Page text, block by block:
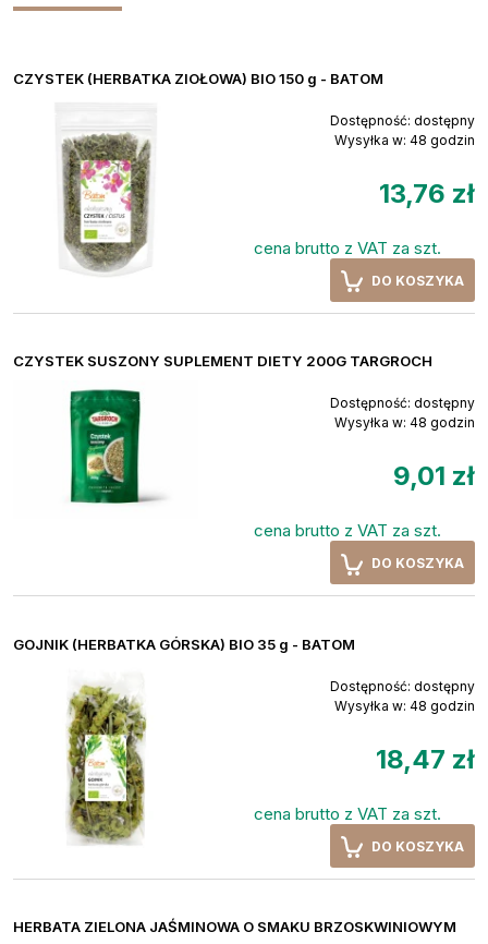
CZYSTEK (HERBATKA ZIOŁOWA) BIO 150 g - BATOM
Dostępność: dostępny
Wysyłka w: 48 godzin
13,76 zł
cena brutto z VAT za szt.
DO KOSZYKA
CZYSTEK SUSZONY SUPLEMENT DIETY 200G TARGROCH
Dostępność: dostępny
Wysyłka w: 48 godzin
9,01 zł
cena brutto z VAT za szt.
DO KOSZYKA
GOJNIK (HERBATKA GÓRSKA) BIO 35 g - BATOM
Dostępność: dostępny
Wysyłka w: 48 godzin
18,47 zł
cena brutto z VAT za szt.
DO KOSZYKA
HERBATA ZIELONA JAŚMINOWA O SMAKU BRZOSKWINIOWYM